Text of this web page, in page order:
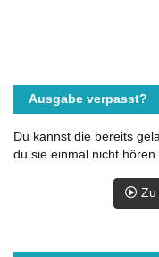
Ausgabe verpasst?
Du kannst die bereits
du sie einmal nicht hören
Zu